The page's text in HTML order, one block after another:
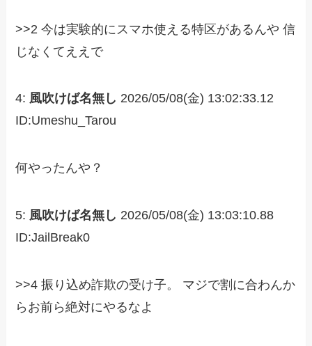
>>2 今は実験的にスマホ使える特区があるんや 信
じなくてええで
4: 風吹けば名無し 2026/05/08(金) 13:02:33.12
ID:Umeshu_Tarou
何やったんや？
5: 風吹けば名無し 2026/05/08(金) 13:03:10.88
ID:JailBreak0
>>4 振り込め詐欺の受け子。 マジで割に合わんか
らお前ら絶対にやるなよ